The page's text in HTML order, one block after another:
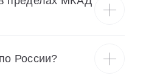
России?